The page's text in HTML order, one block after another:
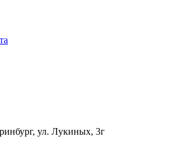
ул. Лукиных, 3г